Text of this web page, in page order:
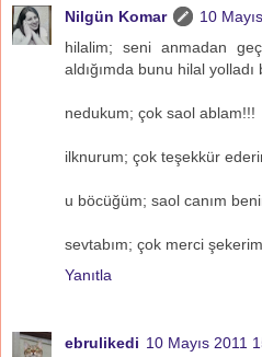
Nilgün Komar
10
hilalim; seni anmadan
aldığımda bunu hilal
nedukum; çok saol ablam!!!
ilknurum; çok teşekkür
u böcüğüm; saol canım
sevtabım; çok merci
Yanıtla
ebrulikedi 10 Mayıs 2011